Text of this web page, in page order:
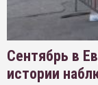
Сентябрь в
истории